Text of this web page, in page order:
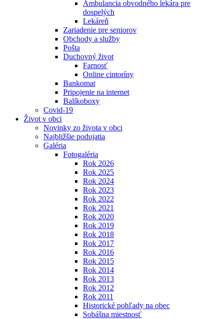
Ambulancia obvodného lekára pre
dospelých
Lekáreň
Zariadenie pre seniorov
Obchody a služby
Pošta
Duchovný život
Farnosť
Online cintoríny
Bankomat
Pripojenie na internet
Balíkoboxy
Covid-19
Život v obci
Novinky zo života v obci
Najbližšie podujatia
Galéria
Fotogaléria
Rok 2026
Rok 2025
Rok 2024
Rok 2023
Rok 2022
Rok 2021
Rok 2020
Rok 2019
Rok 2018
Rok 2017
Rok 2016
Rok 2015
Rok 2014
Rok 2013
Rok 2012
Rok 2011
Historické pohľady na obec
Sobášna miestnosť